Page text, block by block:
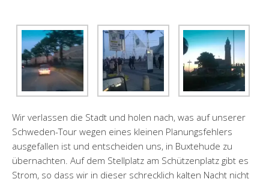
Wir verlassen die Stadt und holen nach, was auf unserer
Schweden-Tour wegen eines kleinen Planungsfehlers
ausgefallen ist und entscheiden uns, in Buxtehude zu
übernachten. Auf dem Stellplatz am Schützenplatz gibt es
Strom, so dass wir in dieser schrecklich kalten Nacht nicht